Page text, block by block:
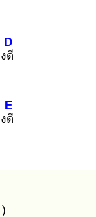
ดี
D
ดี
E